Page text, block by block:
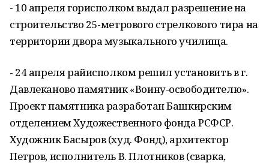
- 10 апреля горисполком выдал разрешение на
строительство 25-метрового стрелкового тира на
территории двора музыкального училища.
- 24 апреля райисполком решил установить в г.
Давлеканово памятник «Воину-освободителю».
Проект памятника разработан Башкирским
отделением Художественного фонда РСФСР.
Художник Басыров (худ. Фонд), архитектор
Петров, исполнитель В. Плотников (сварка,